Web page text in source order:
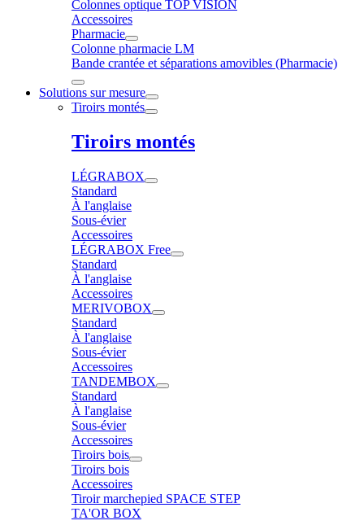
Colonnes optique TOP VISION
Accessoires
Pharmacie
Colonne pharmacie LM
Bande crantée et séparations amovibles (Pharmacie)
Solutions sur mesure
Tiroirs montés
Tiroirs montés
LÉGRABOX
Standard
À l'anglaise
Sous-évier
Accessoires
LÉGRABOX Free
Standard
À l'anglaise
Accessoires
MERIVOBOX
Standard
À l'anglaise
Sous-évier
Accessoires
TANDEMBOX
Standard
À l'anglaise
Sous-évier
Accessoires
Tiroirs bois
Tiroirs bois
Accessoires
Tiroir marchepied SPACE STEP
TA'OR BOX